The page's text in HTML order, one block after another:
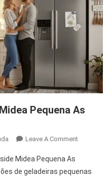
Pequena As
Leave A CommentOn
By
Midea Pequena As
de geladeiras pequenas